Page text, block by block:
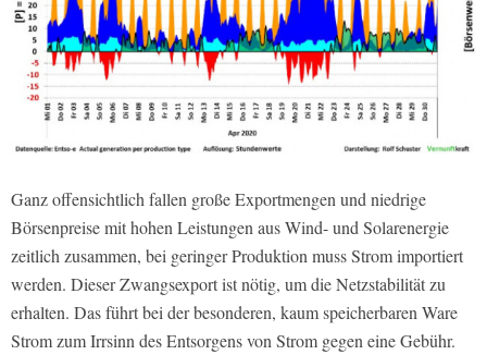
Ganz offensichtlich fallen große Exportmengen und niedrige
Börsenpreise mit hohen Leistungen aus Wind- und Solarenergie
zeitlich zusammen, bei geringer Produktion muss Strom importiert
werden. Dieser Zwangsexport ist nötig, um die Netzstabilität zu
erhalten. Das führt bei der besonderen, kaum speicherbaren Ware
Strom zum Irrsinn des Entsorgens von Strom gegen eine Gebühr.